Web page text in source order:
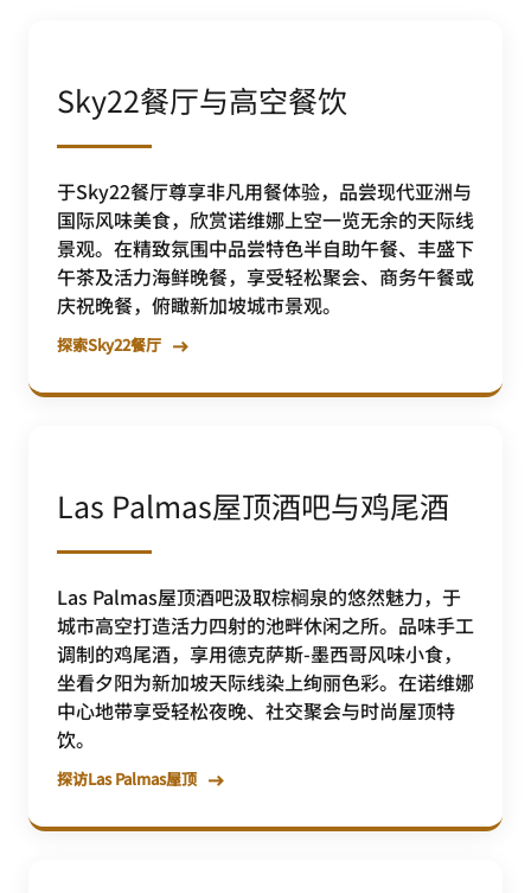
Sky22餐厅与高空餐饮
于Sky22餐厅尊享非凡用餐体验，品尝现代亚洲与
国际风味美食，欣赏诺维娜上空一览无余的天际线
景观。在精致氛围中品尝特色半自助午餐、丰盛下
午茶及活力海鲜晚餐，享受轻松聚会、商务午餐或
庆祝晚餐，俯瞰新加坡城市景观。
探索Sky22餐厅
Las Palmas屋顶酒吧与鸡尾酒
Las Palmas屋顶酒吧汲取棕榈泉的悠然魅力，于
城市高空打造活力四射的池畔休闲之所。品味手工
调制的鸡尾酒，享用德克萨斯-墨西哥风味小食，
坐看夕阳为新加坡天际线染上绚丽色彩。在诺维娜
中心地带享受轻松夜晚、社交聚会与时尚屋顶特
饮。
探访Las Palmas屋顶